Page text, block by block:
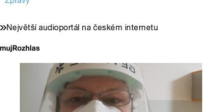
Největší audioportál na českém internetu